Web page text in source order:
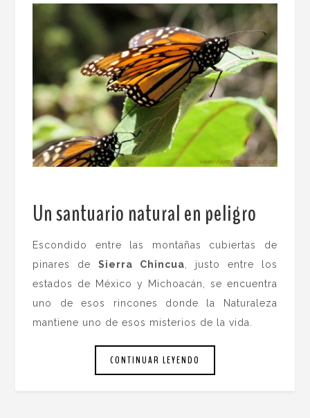
Un santuario natural en peligro
Escondido entre las montañas cubiertas de
pinares deSierra Chincua , justo entre los
estados de México y Michoacán, se encuentra
uno de esos rincones donde la Naturaleza
mantiene uno de esos misterios de la vida.
CONTINUAR LEYENDO